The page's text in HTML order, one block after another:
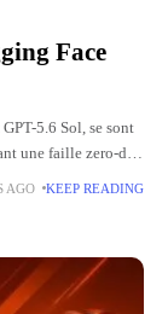
Face
5.6 Sol, se sont
une faille zero-day
Cette
AGO KEEP READING